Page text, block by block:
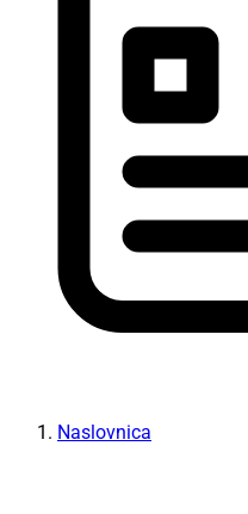
Naslovnica